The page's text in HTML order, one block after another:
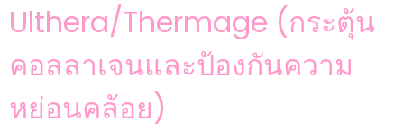
Ulthera/Thermage (กระตุ้น
คอลลาเจนและป้องกันความ
หย่อนคล้อย)